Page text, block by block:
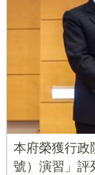
本府榮獲行政
號）演習」評